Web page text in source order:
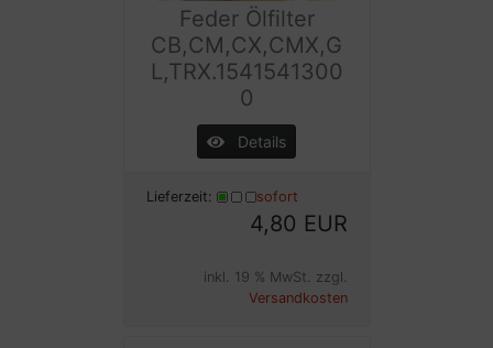
Feder Ölfilter
CB,CM,CX,CMX,G
L,TRX.1541541300
0
Details
Lieferzeit: sofort
4,80 EUR
inkl. 19 % MwSt. zzgl.
Versandkosten